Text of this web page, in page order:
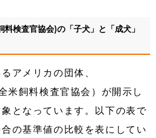
検査官協会)の「子犬」と「成犬」
アメリカの団体、
米飼料検査官協会）が開示し
となっています。以下の表で
の基準値の比較を表にしてい